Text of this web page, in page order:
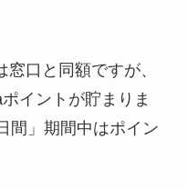
口と同額ですが、
イントが貯まりま
間」期間中はポイン